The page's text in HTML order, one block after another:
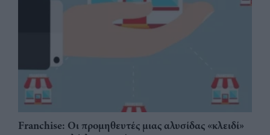
Franchise: Οι προμηθευτές μιας αλυσίδας «κλειδί»